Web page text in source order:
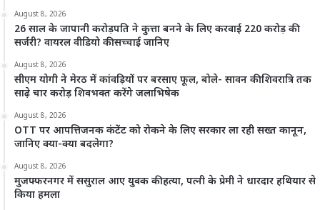
August 8, 2026
26 साल के जापानी करोड़पति ने कुत्ता बनने के लिए करवाई 220 करोड़ की
सर्जरी? वायरल वीडियो की सच्चाई जानिए
August 8, 2026
सीएम योगी ने मेरठ में कांवड़ियों पर बरसाए फूल, बोले- सावन की शिवरात्रि तक
साढ़े चार करोड़ शिवभक्त करेंगे जलाभिषेक
August 8, 2026
OTT पर आपत्तिजनक कंटेंट को रोकने के लिए सरकार ला रही सख्त कानून,
जानिए क्या-क्या बदलेगा?
August 8, 2026
मुजफ्फरनगर में ससुराल आए युवक की हत्या, पत्नी के प्रेमी ने धारदार हथियार से
किया हमला